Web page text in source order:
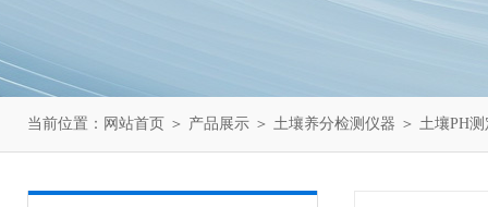
当前位置： 网站首页 ＞ 产品展示 ＞ 土壤养分检测仪器 ＞ 土壤PH